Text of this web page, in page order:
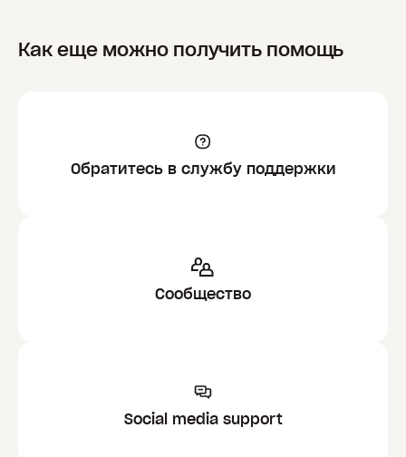
Как еще можно получить помощь
Обратитесь в службу поддержки
Сообщество
Social media support